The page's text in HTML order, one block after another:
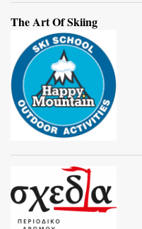
The Art Of Skiing